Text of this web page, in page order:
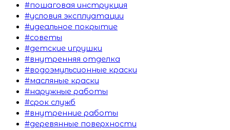
#пошаговая инструкция
#условия эксплуатации
#идеальное покрытие
#советы
#детские игрушки
#внутренняя отделка
#водоэмульсионные краски
#масляные краски
#наружные работы
#срок служб
#внутренние работы
#деревянные поверхности